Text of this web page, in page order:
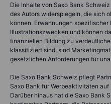
Die Inhalte von Saxo Bank
des Autors widerspiegeln, die sich
können. Erwähnungen
Illustrationszwecken und können
finanziellen Bildung zu
klassifiziert sind, sind
gesetzlichen Anforderungen für
Die Saxo Bank Schweiz pflegt
Saxo Bank für Werbeaktivitäten
Darüber hinaus hat die Saxo Bank